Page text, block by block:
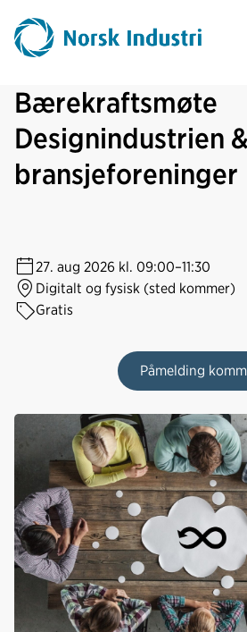
Bærekraftsmøte
Designindustrien
bransjeforeninger
27. aug 2026 kl. 09:00–11:30
Digitalt og fysisk (sted kommer)
Gratis
Påmelding